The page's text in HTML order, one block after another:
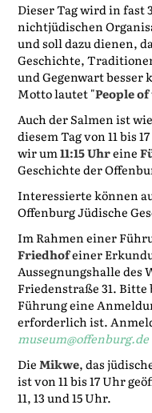
Dieser Tag wird in fast
nichtjüdischen
und soll dazu dienen,
Geschichte,
und Gegenwart besser
Motto lautet "People
Auch der Salmen ist
diesem Tag von 11 bis
wir um11:15 Uhreine
Geschichte der
Interessierte können
Offenburg Jüdische
Im Rahmen einer
Friedhofeiner
Aussegnungshalle des
Friedenstraße 31. Bitte
Führung eine
erforderlich ist.
museum@offenburg.de
Die Mikwe, das
ist von 11 bis 17 Uhr
11, 13 und 15 Uhr.